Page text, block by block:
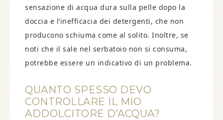
sensazione di acqua dura sulla pelle dopo la
doccia e l’inefficacia dei detergenti, che non
producono schiuma come al solito. Inoltre, se
noti che il sale nel serbatoio non si consuma,
potrebbe essere un indicativo di un problema.
QUANTO SPESSO DEVO
CONTROLLARE IL MIO
ADDOLCITORE D’ACQUA?